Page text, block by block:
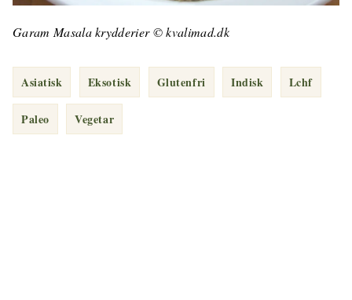
Garam Masala krydderier © kvalimad.dk
Asiatisk Eksotisk Glutenfri Indisk Lchf
Paleo Vegetar